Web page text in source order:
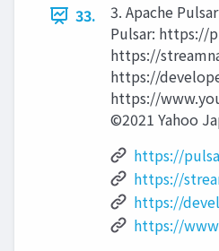
33.
3. Apache
Pulsar: https://
https://
https://
https://
©2021 Yahoo
https://
https://
https://
https://